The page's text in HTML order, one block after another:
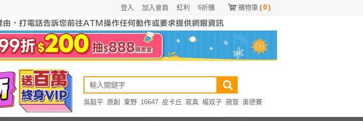
購物車 ( 0 )
6折購
紅利
加入會員
登入
吳毅平 原創 東野 16647 皮卡丘 寫真 楊双子 親簽 奧德賽